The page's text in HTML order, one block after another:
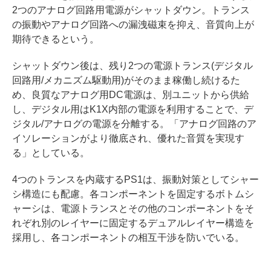
2つのアナログ回路用電源がシャットダウン。トランス
の振動やアナログ回路への漏洩磁束を抑え、音質向上が
期待できるという。
シャットダウン後は、残り2つの電源トランス(デジタル
回路用/メカニズム駆動用)がそのまま稼働し続けるた
め、良質なアナログ用DC電源は、別ユニットから供給
し、デジタル用はK1X内部の電源を利用することで、デ
ジタル/アナログの電源を分離する。「アナログ回路のア
イソレーションがより徹底され、優れた音質を実現す
る」としている。
4つのトランスを内蔵するPS1は、振動対策としてシャー
シ構造にも配慮。各コンポーネントを固定するボトムシ
ャーシは、電源トランスとその他のコンポーネントをそ
れぞれ別のレイヤーに固定するデュアルレイヤー構造を
採用し、各コンポーネントの相互干渉を防いでいる。